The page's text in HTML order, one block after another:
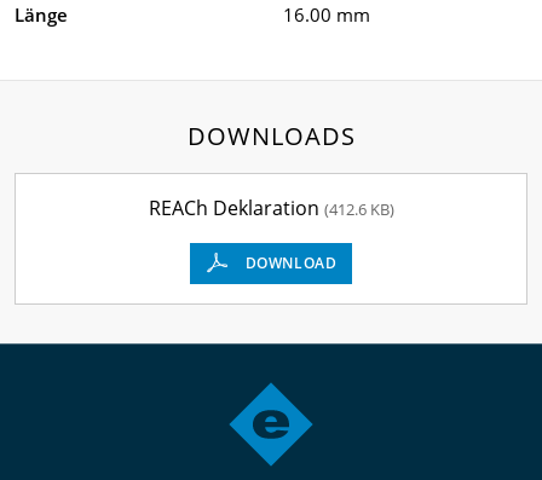
Länge 16.00 mm
DOWNLOADS
REACh Deklaration (412.6 KB)
DOWNLOAD